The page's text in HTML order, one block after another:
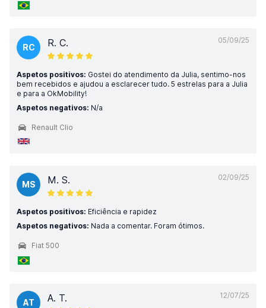
05/09/25
RC R. C.
Aspetos positivos: Gostei do atendimento da Julia, sentimo-nos
bem recebidos e ajudou a esclarecer tudo. 5 estrelas para a Julia
e para a OkMobility!
Aspetos negativos: N/a
Renault Clio
02/09/25
MS M. S.
Aspetos positivos: Eficiência e rapidez
Aspetos negativos: Nada a comentar. Foram ótimos.
Fiat 500
12/07/25
AT A. T.